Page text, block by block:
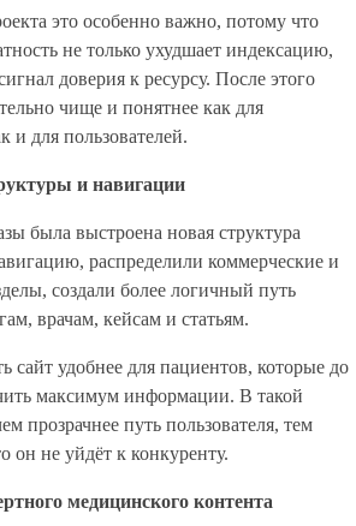
это особенно важно, потому что
не только ухудшает индексацию,
доверия к ресурсу. После этого
чище и понятнее как для
и для пользователей.
и навигации
была выстроена новая структура
распределили коммерческие и
создали более логичный путь
врачам, кейсам и статьям.
сайт удобнее для пациентов, которые до
максимум информации. В такой
прозрачнее путь пользователя, тем
он не уйдёт к конкуренту.
медицинского контента